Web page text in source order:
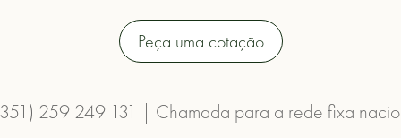
Peça uma cotação
259 249 131 | Chamada para a rede fixa